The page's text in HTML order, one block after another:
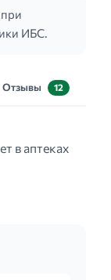
ИБС.
Отзывы 12
в аптеках